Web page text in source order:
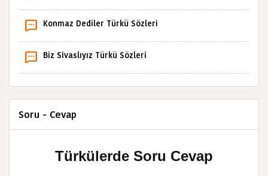
Konmaz Dediler Türkü Sözleri
Biz Sivaslıyız Türkü Sözleri
Soru - Cevap
Türkülerde Soru Cevap